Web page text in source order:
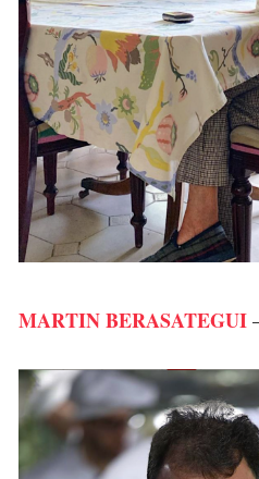
MARTIN BERASATEGUI